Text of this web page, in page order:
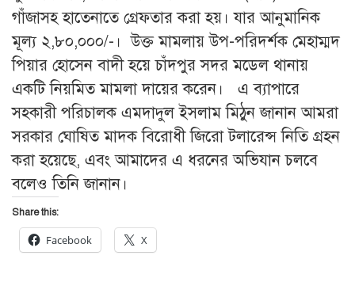
গাঁজাসহ হাতেনাতে গ্রেফতার করা হয়। যার আনুমানিক
মূল্য ২,৮০,০০০/-। উক্ত মামলায় উপ-পরিদর্শক মেহাম্মদ
পিয়ার হোসেন বাদী হয়ে চাঁদপুর সদর মডেল থানায়
একটি নিয়মিত মামলা দায়ের করেন। এ ব্যাপারে
সহকারী পরিচালক এমদাদুল ইসলাম মিঠুন জানান আমরা
সরকার ঘোষিত মাদক বিরোধী জিরো টলারেন্স নিতি গ্রহন
করা হয়েছে, এবং আমাদের এ ধরনের অভিযান চলবে
বলেও তিনি জানান।
Share this:
Facebook X